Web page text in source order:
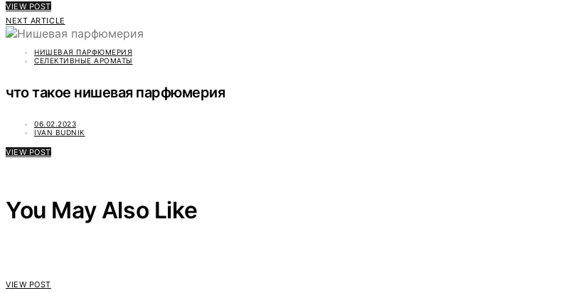
VIEW POST
NEXT ARTICLE
НИШЕВАЯ ПАРФЮМЕРИЯ
СЕЛЕКТИВНЫЕ АРОМАТЫ
что такое нишевая парфюмерия
06.02.2023
IVAN BUDNIK
VIEW POST
You May Also Like
VIEW POST